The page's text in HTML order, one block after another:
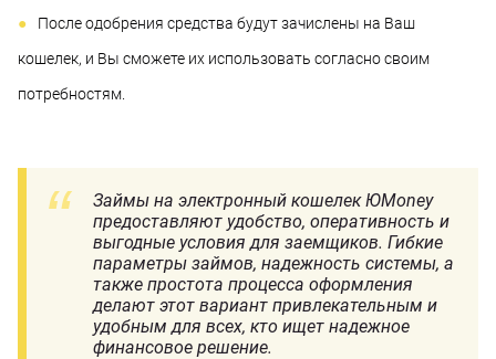
После одобрения средства будут зачислены на Ваш
кошелек, и Вы сможете их использовать согласно своим
потребностям.
Займы на электронный кошелек ЮMoney
предоставляют удобство, оперативность и
выгодные условия для заемщиков. Гибкие
параметры займов, надежность системы, а
также простота процесса оформления
делают этот вариант привлекательным и
удобным для всех, кто ищет надежное
финансовое решение.